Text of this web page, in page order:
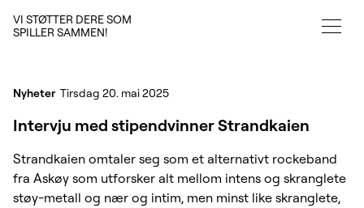
VI STØTTER DERE SOM
SPILLER SAMMEN!
Nyheter Tirsdag 20. mai 2025
Intervju med stipendvinner Strandkaien
Strandkaien omtaler seg som et alternativt rockeband
fra Askøy som utforsker alt mellom intens og skranglete
støy-metall og nær og intim, men minst like skranglete,